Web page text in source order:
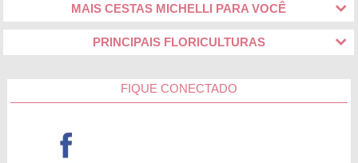
MAIS CESTAS MICHELLI PARA VOCÊ
PRINCIPAIS FLORICULTURAS
FIQUE CONECTADO